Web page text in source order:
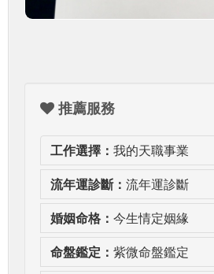
推薦服務
工作選擇： 我的天職事業
流年運診斷： 流年運診斷
婚姻命格： 今生情定姻緣
命盤鑑定： 紫微命盤鑑定